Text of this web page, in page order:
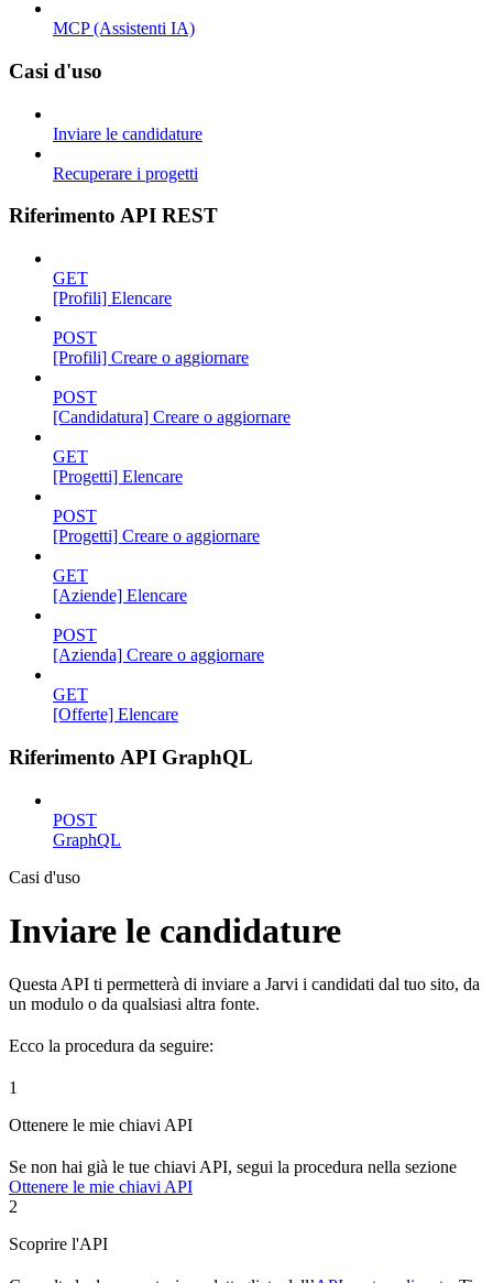
MCP (Assistenti IA)
Casi d'uso
Inviare le candidature
Recuperare i progetti
Riferimento API REST
GET
[Profili] Elencare
POST
[Profili] Creare o aggiornare
POST
[Candidatura] Creare o aggiornare
GET
[Progetti] Elencare
POST
[Progetti] Creare o aggiornare
GET
[Aziende] Elencare
POST
[Azienda] Creare o aggiornare
GET
[Offerte] Elencare
Riferimento API GraphQL
POST
GraphQL
Casi d'uso
Inviare le candidature
Questa API ti permetterà di inviare a Jarvi i candidati dal tuo sito, da
un modulo o da qualsiasi altra fonte.
Ecco la procedura da seguire:
1
Ottenere le mie chiavi API
Se non hai già le tue chiavi API, segui la procedura nella sezione
Ottenere le mie chiavi API
2
Scoprire l'API